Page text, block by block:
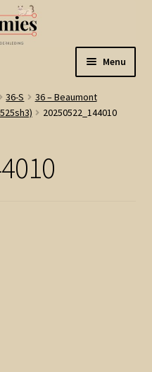
Menu
36-S
36 – Beaumont
20250522_144010